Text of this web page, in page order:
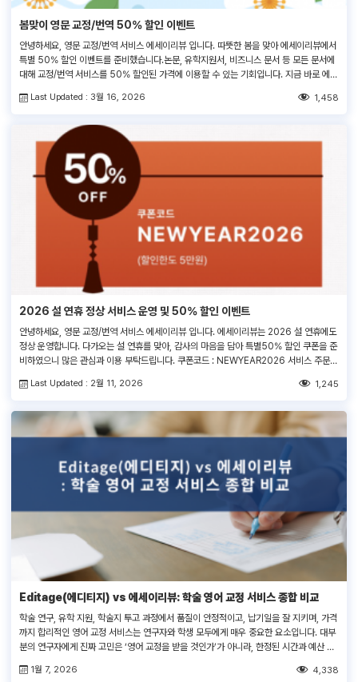
봄맞이 영문 교정/번역 50% 할인 이벤트
안녕하세요, 영문 교정/번역 서비스 에세이리뷰 입니다. 따뜻한 봄을 맞아 에세이리뷰에서
특별 50% 할인 이벤트를 준비했습니다.논문, 유학지원서, 비즈니스 문서 등 모든 문서에
대해 교정/번역 서비스를 50% 할인된 가격에 이용할 수 있는 기회입니다. 지금 바로 에세
적용대상 : 기존/신규 모든 고객 (1인 1회 사용가능)2. 사용기간 : 2026. […]
Last Updated : 3월 16, 2026 1,458
2026 설 연휴 정상 서비스 운영 및 50% 할인 이벤트
안녕하세요, 영문 교정/번역 서비스 에세이리뷰 입니다. 에세이리뷰는 2026 설 연휴에도
정상 운영합니다. 다가오는 설 연휴를 맞아, 감사의 마음을 담아 특별50% 할인 쿠폰을 준
비하였으니 많은 관심과 이용 부탁드립니다. 쿠폰코드 : NEWYEAR2026 서비스 주문 >
모든 일들이 뜻대로 이루어지시길 바라며, 풍요롭고 따뜻한 설 연휴 보내시길 기원드립니
Last Updated : 2월 11, 2026 1,245
Editage(에디티지) vs 에세이리뷰: 학술 영어 교정 서비스 종합 비교
학술 연구, 유학 지원, 학술지 투고 과정에서 품질이 안정적이고, 납기일을 잘 지키며, 가격
까지 합리적인 영어 교정 서비스는 연구자와 학생 모두에게 매우 중요한 요소입니다. 대부
분의 연구자에게 진짜 고민은 ‘영어 교정을 받을 것인가’가 아니라, 한정된 시간과 예산 안
시장에는 다양한 영어 교정 서비스 업체가 있으며, […]
1월 7, 2026 4,338